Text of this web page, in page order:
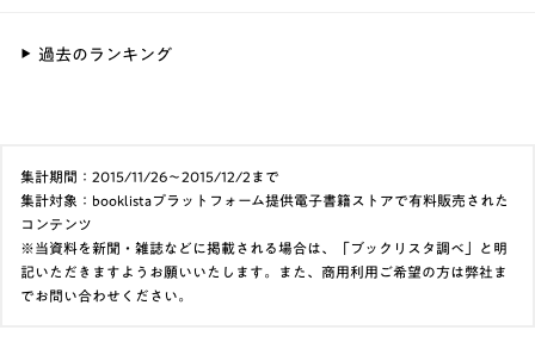
過去のランキング
集計期間：2015/11/26～2015/12/2まで
集計対象：booklistaプラットフォーム提供電子書籍ストアで有料販売された
コンテンツ
※当資料を新聞・雑誌などに掲載される場合は、「ブックリスタ調べ」と明
記いただきますようお願いいたします。また、商用利用ご希望の方は弊社ま
でお問い合わせください。